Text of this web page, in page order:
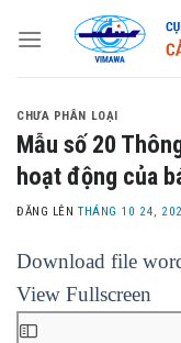
CHƯA PHÂN LOẠI
Mẫu số 20
hoạt động của
ĐĂNG LÊNTHÁNG 10 24,
Download file
View Fullscreen